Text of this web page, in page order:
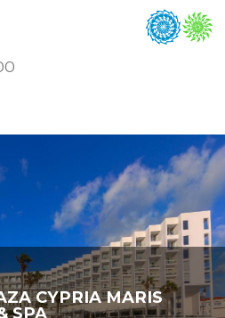
CYPRIA MARIS
SPA